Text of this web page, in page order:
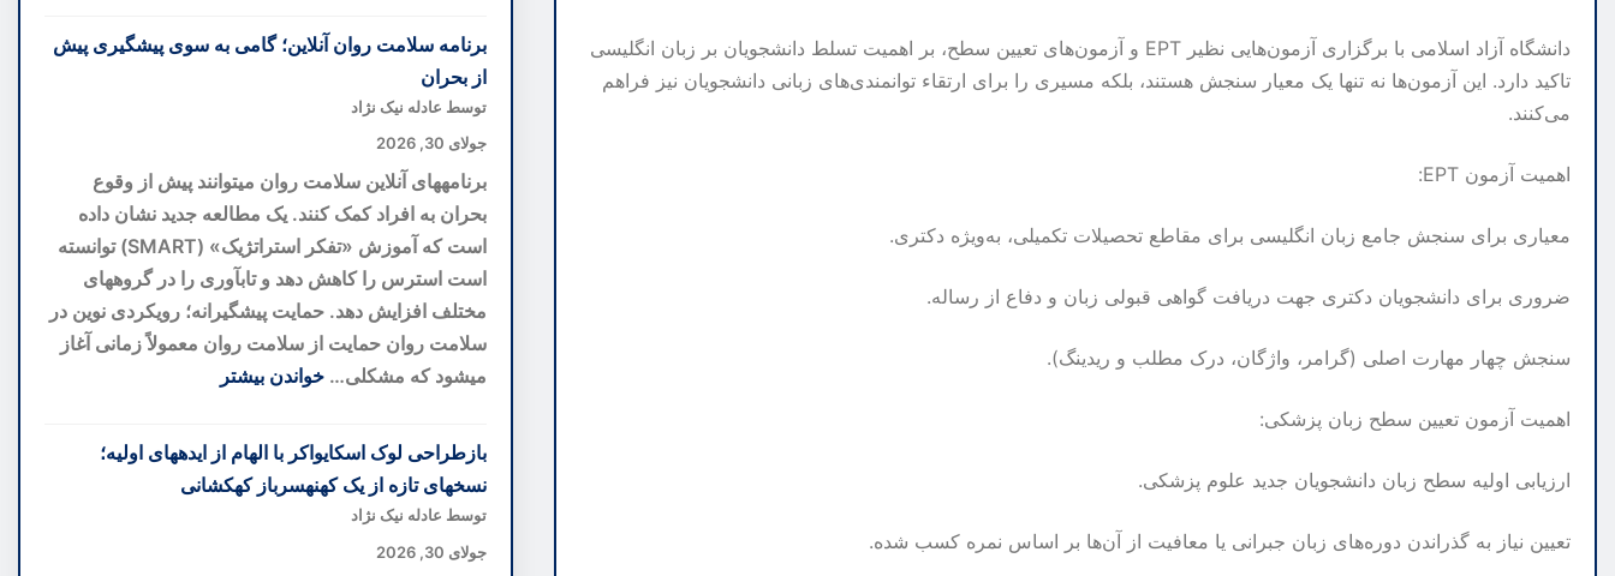
دانشگاه آزاد اسلامی با برگزاری آزمون‌هایی نظیر EPT و آزمون‌های تعیین سطح، بر اهمیت تسلط دانشجویان بر زبان انگلیسی
تاکید دارد. این آزمون‌ها نه تنها یک معیار سنجش هستند، بلکه مسیری را برای ارتقاء توانمندی‌های زبانی دانشجویان نیز فراهم
می‌کنند.
اهمیت آزمون EPT:
معیاری برای سنجش جامع زبان انگلیسی برای مقاطع تحصیلات تکمیلی، به‌ویژه دکتری.
ضروری برای دانشجویان دکتری جهت دریافت گواهی قبولی زبان و دفاع از رساله.
سنجش چهار مهارت اصلی (گرامر، واژگان، درک مطلب و ریدینگ).
اهمیت آزمون تعیین سطح زبان پزشکی:
ارزیابی اولیه سطح زبان دانشجویان جدید علوم پزشکی.
تعیین نیاز به گذراندن دوره‌های زبان جبرانی یا معافیت از آن‌ها بر اساس نمره کسب شده.
Castiglion
del
بهترین
اروپا
با
تاکستان
اختصاصی
در
قلب
توسکانی
برنامه سلامت روان آنلاین؛ گامی به سوی پیشگیری پیش
از بحران
توسط عادله نیک نژاد
جولای 30, 2026
برنامههای آنلاین سلامت روان میتوانند پیش از وقوع
بحران به افراد کمک کنند. یک مطالعه جدید نشان داده
است که آموزش «تفکر استراتژیک» (SMART) توانسته
است استرس را کاهش دهد و تابآوری را در گروههای
مختلف افزایش دهد. حمایت پیشگیرانه؛ رویکردی نوین در
سلامت روان حمایت از سلامت روان معمولاً زمانی آغاز
میشود که مشکلی… خواندن بیشتر
برنامه
سلامت
روان
آنلاین؛
بازطراحی لوک اسکایواکر با الهام از ایدههای اولیه؛
نسخهای تازه از یک کهنهسرباز کهکشانی
توسط عادله نیک نژاد
جولای 30, 2026